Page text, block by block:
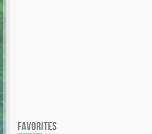
FAVORITES